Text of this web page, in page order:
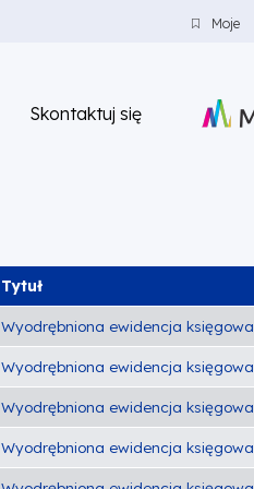
Moje
Skontaktuj się
Tytuł
Wyodrębniona ewidencja księgowa
Wyodrębniona ewidencja księgowa
Wyodrębniona ewidencja księgowa
Wyodrębniona ewidencja księgowa